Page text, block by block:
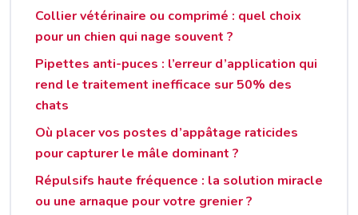
Collier vétérinaire ou comprimé : quel choix
pour un chien qui nage souvent ?
Pipettes anti-puces : l’erreur d’application qui
rend le traitement inefficace sur 50% des
chats
Où placer vos postes d’appâtage raticides
pour capturer le mâle dominant ?
Répulsifs haute fréquence : la solution miracle
ou une arnaque pour votre grenier ?